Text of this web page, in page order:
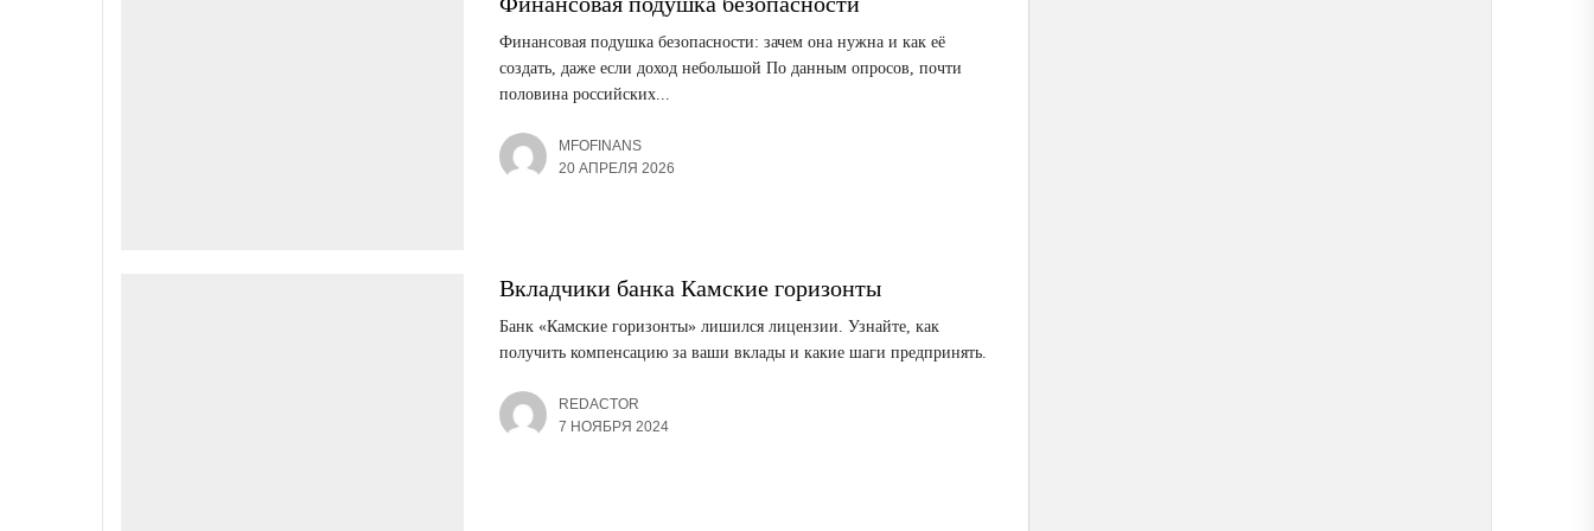
Финансовая подушка безопасности: зачем она нужна и как её
создать, даже если доход небольшой По данным опросов, почти
половина российских...
MFOFINANS
20 АПРЕЛЯ 2026
Вкладчики банка Камские горизонты
Банк «Камские горизонты» лишился лицензии. Узнайте, как
получить компенсацию за ваши вклады и какие шаги предпринять.
REDACTOR
7 НОЯБРЯ 2024